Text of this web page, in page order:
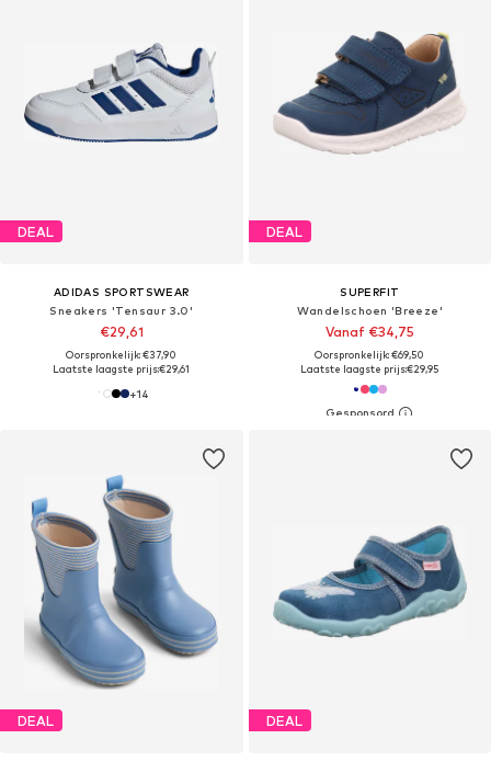
DEAL
ADIDAS SPORTSWEAR
Sneakers 'Tensaur 3.0'
€29,61
Oorspronkelijk: €37,90
Laatste laagste prijs:€29,61
+14
DEAL
SUPERFIT
Wandelschoen 'Breeze'
Vanaf €34,75
Oorspronkelijk: €69,50
Laatste laagste prijs:€29,95
DEAL DEAL